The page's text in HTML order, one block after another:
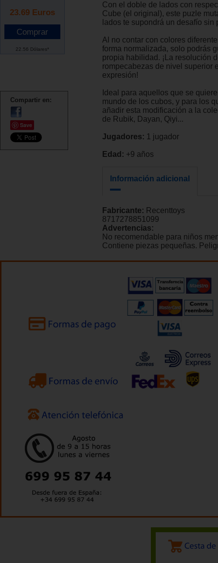
23.69 Euros
22.56 Dólares*
Compartir en:
Save
Con el doble de lados con
Cube (el original), este puzle
lados te supondrá un desafío sin
Al no contar con colores
forma normalizada, solo podrás
propia habilidad. ¡La resolución
rompecabezas de nivel superior
expresión!
Ideal para aquellos que se
mundo de los cubos, y para los
añadir esta modificación a la
de Rubik, Dayan, Qiyi...
Jugadores: 1 jugador
Edad: +9 años
Información adicional
Fabricante: Recenttoys
8717278851099
Advertencias:
No recomendable para niños
Contiene piezas pequeñas.